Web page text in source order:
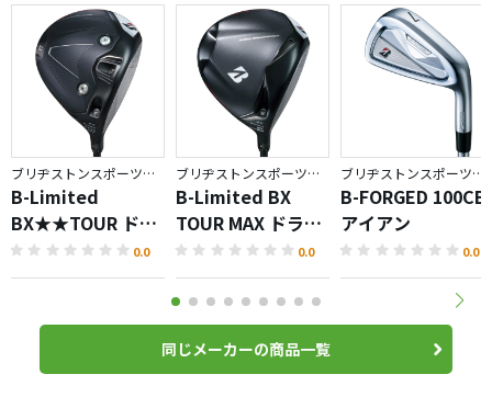
ブリヂストンスポーツ／BX
B-Limited
BX★★TOUR ドラ
イバー
0.0
ブリヂストンスポーツ／BX
B-Limited BX
TOUR MAX ドライ
バー
0.0
ブリヂストンスポーツ／BRIDGESTONE GOLF TOUR B
B-FORGED 100CB
アイアン
0.0
同じメーカーの商品一覧